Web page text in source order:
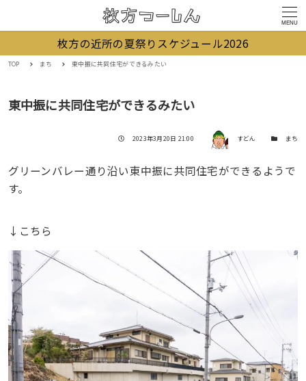
MENU
枚方の近所の夏祭りスケジュール2026
TOP まち 東中振に共同住宅ができるみたい
東中振に共同住宅ができるみたい
投稿日
2023年3月20日 21:00 著者 すどん カテゴリー
まち
グリーンバレー通り沿い東中振に共同住宅ができるようで
す。
↓こちら